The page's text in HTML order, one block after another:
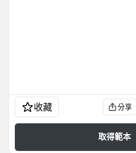
收藏 分享
取得範本